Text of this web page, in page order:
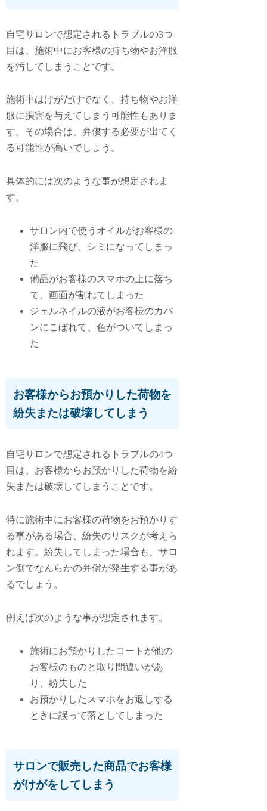
自宅サロンで想定されるトラブルの3つ
目は、施術中にお客様の持ち物やお洋服
を汚してしまうこと です。
施術中はけがだけでなく、持ち物やお洋
服に損害を与えてしまう可能性もありま
す。その場合は、弁償する必要が出てく
る可能性が高いでしょう。
具体的には次のような事が想定されま
す。
サロン内で使うオイルがお客様の
洋服に飛び、シミになってしまっ
た
備品がお客様のスマホの上に落ち
て、画面が割れてしまった
ジェルネイルの液がお客様のカバ
ンにこぼれて、色がついてしまっ
た
お客様からお預かりした荷物を
紛失または破壊してしまう
自宅サロンで想定されるトラブルの4つ
目は、 お客様からお預かりした荷物を紛
失または破壊してしまうこと です。
特に施術中にお客様の荷物をお預かりす
る事がある場合、紛失のリスクが考えら
れます。紛失してしまった場合も、サロ
ン側でなんらかの弁償が発生する事があ
るでしょう。
例えば次のような事が想定されます。
施術にお預かりしたコートが他の
お客様のものと取り間違いがあ
り、紛失した
お預かりしたスマホをお返しする
ときに誤って落としてしまった
サロンで販売した商品でお客様
がけがをしてしまう